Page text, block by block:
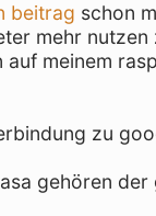
beitrag schon
mehr
auf meinem
zu
gehören der